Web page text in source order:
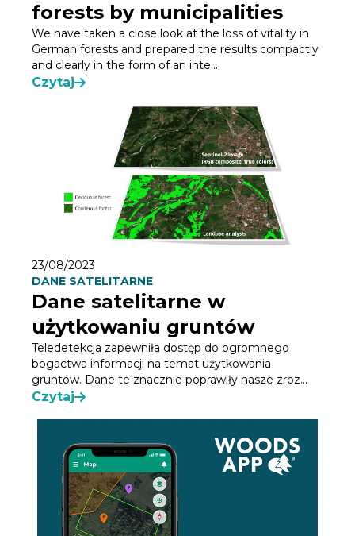
forests by municipalities
We have taken a close look at the loss of vitality in
German forests and prepared the results compactly
and clearly in the form of an inte...
Czytaj
23/08/2023
DANE SATELITARNE
Dane satelitarne w
użytkowaniu gruntów
Teledetekcja zapewniła dostęp do ogromnego
bogactwa informacji na temat użytkowania
gruntów. Dane te znacznie poprawiły nasze zroz...
Czytaj